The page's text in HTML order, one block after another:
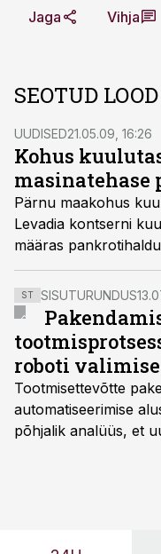
Jaga Vihja
SEOTUD LOOD
UUDISED21.05.09, 16:26
Kohus
masinatehase
Pärnu maakohus
Levadia kontserni kuuluva
määras
ST SISUTURUNDUS
roboti
Tootmisettevõtte
automatiseerimise
põhjalik analüüs, et